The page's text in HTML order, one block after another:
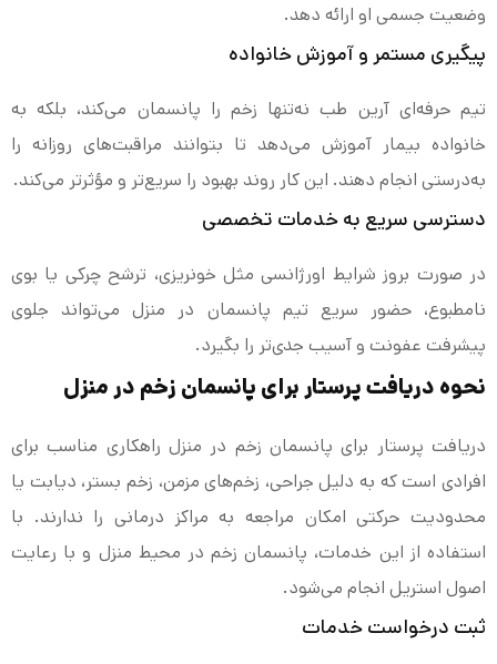
وضعیت جسمی او ارائه دهد.
پیگیری مستمر و آموزش خانواده
تیم حرفه‌ای آرین طب نه‌تنها زخم را پانسمان می‌کند، بلکه به
خانواده بیمار آموزش می‌دهد تا بتوانند مراقبت‌های روزانه را
به‌درستی انجام دهند. این کار روند بهبود را سریع‌تر و مؤثرتر می‌کند.
دسترسی سریع به خدمات تخصصی
در صورت بروز شرایط اورژانسی مثل خونریزی، ترشح چرکی یا بوی
نامطبوع، حضور سریع تیم پانسمان در منزل می‌تواند جلوی
پیشرفت عفونت و آسیب جدی‌تر را بگیرد.
نحوه دریافت پرستار برای پانسمان زخم در منزل
دریافت پرستار برای پانسمان زخم در منزل راهکاری مناسب برای
افرادی است که به دلیل جراحی، زخم‌های مزمن، زخم بستر، دیابت یا
محدودیت حرکتی امکان مراجعه به مراکز درمانی را ندارند. با
استفاده از این خدمات، پانسمان زخم در محیط منزل و با رعایت
اصول استریل انجام می‌شود.
ثبت درخواست خدمات